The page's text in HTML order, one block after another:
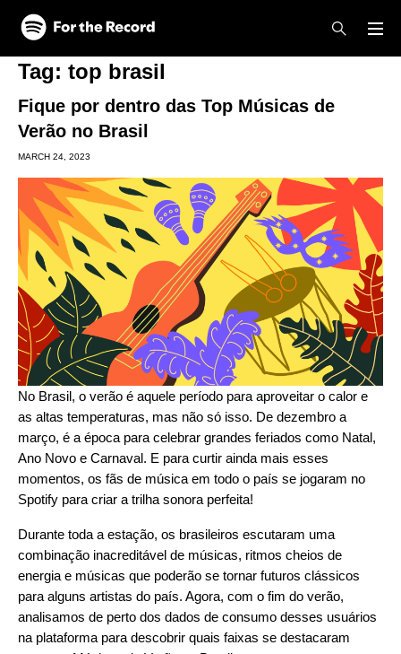
Skip to main content
Skip to footer
Tag: top brasil
Fique por dentro das Top Músicas de
Verão no Brasil
MARCH 24, 2023
No Brasil, o verão é aquele período para aproveitar o calor e
as altas temperaturas, mas não só isso. De dezembro a
março, é a época para celebrar grandes feriados como Natal,
Ano Novo e Carnaval. E para curtir ainda mais esses
momentos, os fãs de música em todo o país se jogaram no
Spotify para criar a trilha sonora perfeita!
Durante toda a estação, os brasileiros escutaram uma
combinação inacreditável de músicas, ritmos cheios de
energia e músicas que poderão se tornar futuros clássicos
para alguns artistas do país. Agora, com o fim do verão,
analisamos de perto dos dados de consumo desses usuários
na plataforma para descobrir quais faixas se destacaram